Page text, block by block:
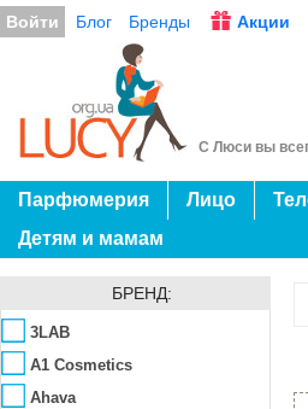
Войти Блог Бренды Акции
С Люси вы
Парфюмерия Лицо
Детям и мамам
БРЕНД:
3LAB
A1 Cosmetics
Ahava